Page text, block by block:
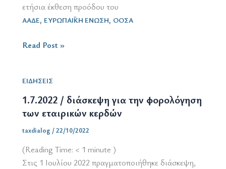
ετήσια έκθεση προόδου του
ΑΑΔΕ, ΕΥΡΩΠΑΪΚΗ ΕΝΩΣΗ, ΟΟΣΑ
31.10.2022
από
την
ειδησεογραφία
Read Post »
ΕΙΔΗΣΕΙΣ
1.7.2022 / διάσκεψη για την φορολόγηση
των εταιρικών κερδών
taxdialog /22/10/2022
(Reading Time: < 1 minute )
Στις 1 Ιουλίου 2022 πραγματοποιήθηκε διάσκεψη,